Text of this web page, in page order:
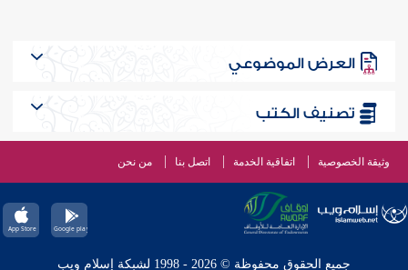
العرض الموضوعي
تصنيف الكتب
وثيقة الخصوصية اتفاقية الخدمة اتصل بنا من نحن
جميع الحقوق محفوظة © 2026 - 1998 لشبكة إسلام ويب